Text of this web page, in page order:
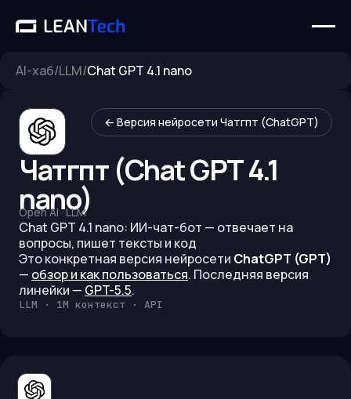
AI-хаб/LLM/Chat GPT 4.1 nano
← Версия нейросети Чатгпт (ChatGPT)
Чатгпт (Chat GPT 4.1
nano)
Open AI ·LLM
Chat GPT 4.1 nano: ИИ-чат-бот — отвечает на
вопросы, пишет тексты и код
Это конкретная версия нейросети ChatGPT (GPT)
— обзор и как пользоваться. Последняя версия
линейки — GPT-5.5.
LLM · 1M контекст · API